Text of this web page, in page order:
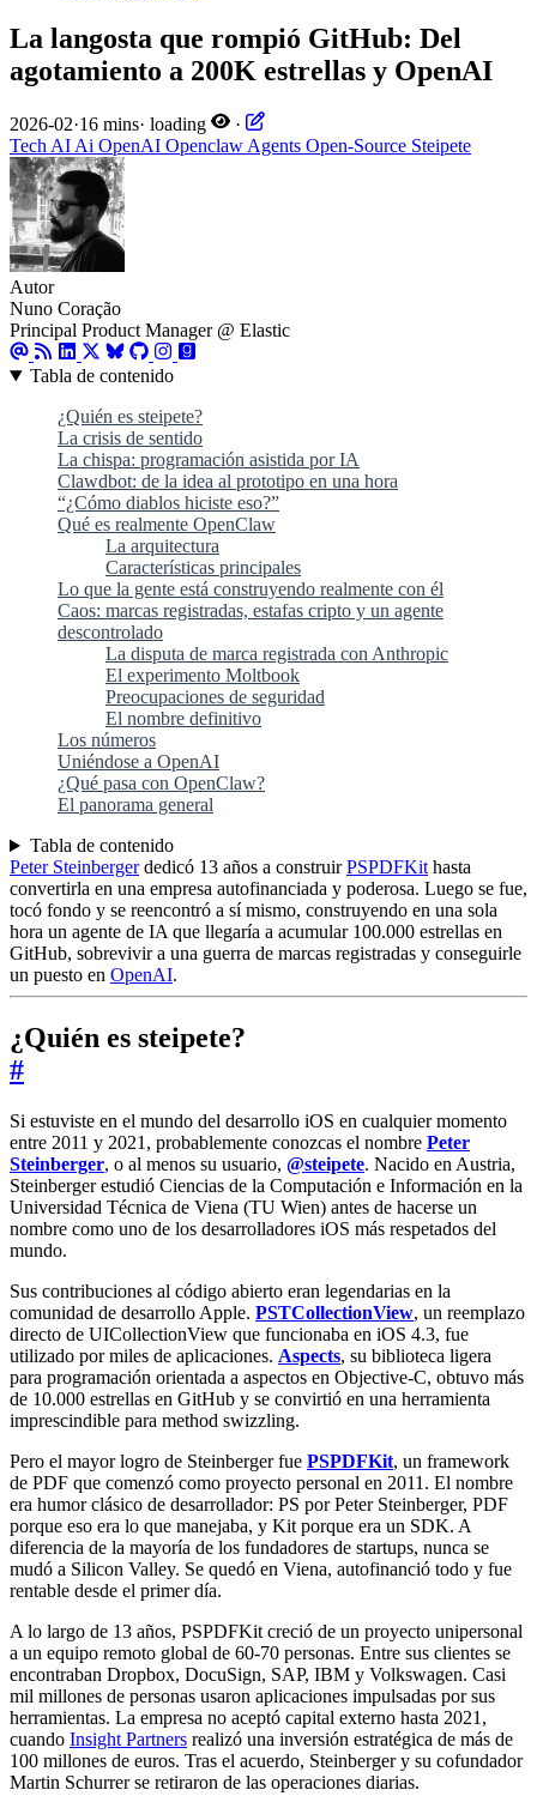
La langosta que rompió GitHub: Del
agotamiento a 200K estrellas y OpenAI
2026-02·16 mins· loading
·
Tech AI Ai OpenAI Openclaw Agents Open-Source Steipete
Autor
Nuno Coração
Principal Product Manager @ Elastic
Tabla de contenido
¿Quién es steipete?
La crisis de sentido
La chispa: programación asistida por IA
Clawdbot: de la idea al prototipo en una hora
“¿Cómo diablos hiciste eso?”
Qué es realmente OpenClaw
La arquitectura
Características principales
Lo que la gente está construyendo realmente con él
Caos: marcas registradas, estafas cripto y un agente
descontrolado
La disputa de marca registrada con Anthropic
El experimento Moltbook
Preocupaciones de seguridad
El nombre definitivo
Los números
Uniéndose a OpenAI
¿Qué pasa con OpenClaw?
El panorama general
Tabla de contenido
Peter Steinbergerdedicó 13 años a construirPSPDFKit hasta
convertirla en una empresa autofinanciada y poderosa. Luego se fue,
tocó fondo y se reencontró a sí mismo, construyendo en una sola
hora un agente de IA que llegaría a acumular 100.000 estrellas en
GitHub, sobrevivir a una guerra de marcas registradas y conseguirle
un puesto en OpenAI.
¿Quién es steipete?
#
Si estuviste en el mundo del desarrollo iOS en cualquier momento
entre 2011 y 2021, probablemente conozcas el nombre Peter
Steinberger, o al menos su usuario, @steipete. Nacido en Austria,
Steinberger estudió Ciencias de la Computación e Información en la
Universidad Técnica de Viena (TU Wien) antes de hacerse un
nombre como uno de los desarrolladores iOS más respetados del
mundo.
Sus contribuciones al código abierto eran legendarias en la
comunidad de desarrollo Apple. PSTCollectionView, un reemplazo
directo de UICollectionView que funcionaba en iOS 4.3, fue
utilizado por miles de aplicaciones. Aspects, su biblioteca ligera
para programación orientada a aspectos en Objective-C, obtuvo más
de 10.000 estrellas en GitHub y se convirtió en una herramienta
imprescindible para method swizzling.
Pero el mayor logro de Steinberger fue PSPDFKit, un framework
de PDF que comenzó como proyecto personal en 2011. El nombre
era humor clásico de desarrollador: PS por Peter Steinberger, PDF
porque eso era lo que manejaba, y Kit porque era un SDK. A
diferencia de la mayoría de los fundadores de startups, nunca se
mudó a Silicon Valley. Se quedó en Viena, autofinanció todo y fue
rentable desde el primer día.
A lo largo de 13 años, PSPDFKit creció de un proyecto unipersonal
a un equipo remoto global de 60-70 personas. Entre sus clientes se
encontraban Dropbox, DocuSign, SAP, IBM y Volkswagen. Casi
mil millones de personas usaron aplicaciones impulsadas por sus
herramientas. La empresa no aceptó capital externo hasta 2021,
cuando Insight Partners realizó una inversión estratégica de más de
100 millones de euros. Tras el acuerdo, Steinberger y su cofundador
Martin Schurrer se retiraron de las operaciones diarias.